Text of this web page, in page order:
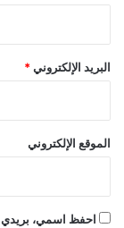
البريد الإلكتروني *
الموقع الإلكتروني
احفظ اسمي، بريدي